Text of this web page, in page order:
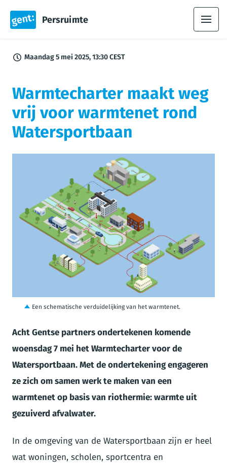
Persruimte
Maandag 5 mei 2025, 13:30 CEST
Warmtecharter maakt weg
vrij voor warmtenet rond
Watersportbaan
Een schematische verduidelijking van het warmtenet.
Acht Gentse partners ondertekenen komende
woensdag 7 mei het Warmtecharter voor de
Watersportbaan. Met de ondertekening engageren
ze zich om samen werk te maken van een
warmtenet op basis van riothermie: warmte uit
gezuiverd afvalwater.
In de omgeving van de Watersportbaan zijn er heel
wat woningen, scholen, sportcentra en